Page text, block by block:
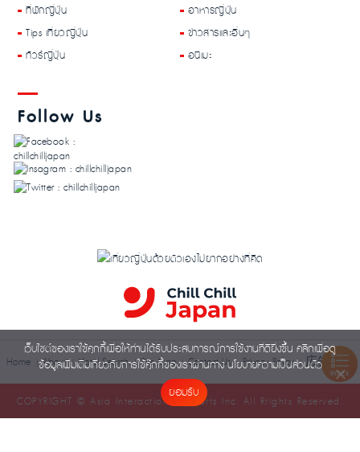
INDEX
ที่พักญี่ปุ่น
Tips เที่ยวญี่ปุ่น
ทัวร์ญี่ปุ่น
อาหารญี่ปุ่น
ข่าวสารและอื่นๆ
อนิเมะ
Follow Us
Home About Hotel Search Site Map Contact Us Privacy Policy 広告出稿
COPYRIGHT © Asia Interaction Supports Inc. All Rrights Reserved.
เว็บไซต์ของเราใช้คุกกี้เพื่อให้ท่านได้รับประสบการณ์การใช้งานที่ดียิ่งขึ้น คลิกเพื่อดู
ข้อมูลเพิ่มเติมเกี่ยวกับการใช้คุ๊กกี้ของเราผ่านทางนโยบายความเป็นส่วนตัว
ยอมรับ